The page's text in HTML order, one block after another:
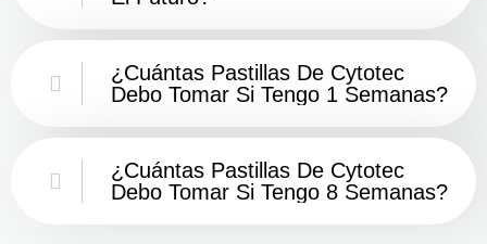
¿Cuántas Pastillas De Cytotec
Debo Tomar Si Tengo 1 Semanas?
¿Cuántas Pastillas De Cytotec
Debo Tomar Si Tengo 8 Semanas?